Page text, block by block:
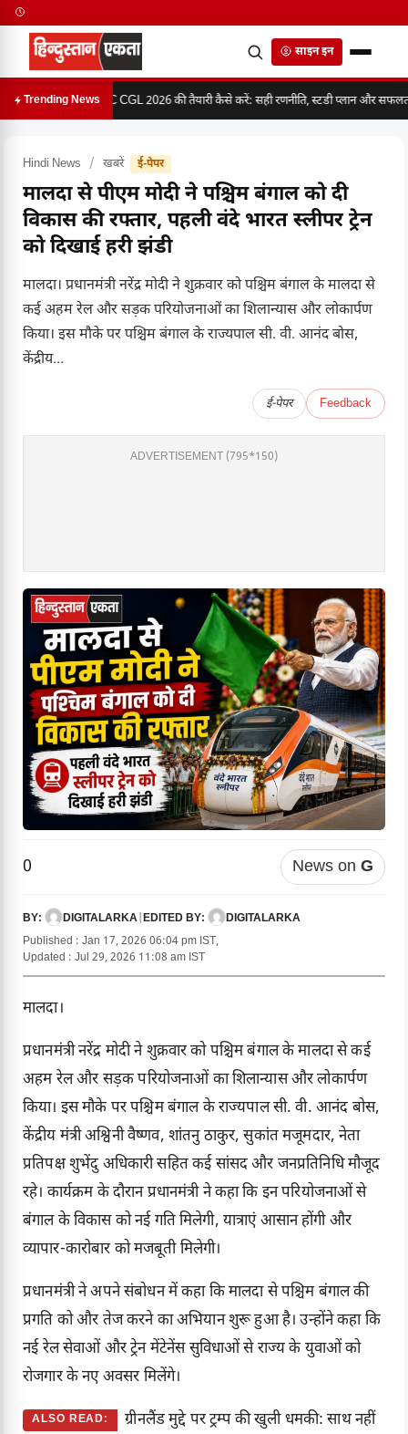
साइन इन
Trending NewsSSC CGL 2026 की तैयारी कैसे करें: सही रणनीति, स्टडी प्लान और
Hindi News / खबरें ई-पेपर
मालदा से पीएम मोदी ने पश्चिम बंगाल को दी
विकास की रफ्तार, पहली वंदे भारत स्लीपर ट्रेन
को दिखाई हरी झंडी
मालदा। प्रधानमंत्री नरेंद्र मोदी ने शुक्रवार को पश्चिम बंगाल के मालदा से
कई अहम रेल और सड़क परियोजनाओं का शिलान्यास और लोकार्पण
किया। इस मौके पर पश्चिम बंगाल के राज्यपाल सी. वी. आनंद बोस,
केंद्रीय...
ई-पेपर Feedback
ADVERTISEMENT (795*150)
0 News on G
BY: DIGITALARKA EDITED BY:
DIGITALARKA
Published : Jan 17, 2026 06:04 pm IST,
Updated : Jul 29, 2026 11:08 am IST
मालदा।
प्रधानमंत्री नरेंद्र मोदी ने शुक्रवार को पश्चिम बंगाल के मालदा से कई
अहम रेल और सड़क परियोजनाओं का शिलान्यास और लोकार्पण
किया। इस मौके पर पश्चिम बंगाल के राज्यपाल सी. वी. आनंद बोस,
केंद्रीय मंत्री अश्विनी वैष्णव, शांतनु ठाकुर, सुकांत मजूमदार, नेता
प्रतिपक्ष शुभेंदु अधिकारी सहित कई सांसद और जनप्रतिनिधि मौजूद
रहे। कार्यक्रम के दौरान प्रधानमंत्री ने कहा कि इन परियोजनाओं से
बंगाल के विकास को नई गति मिलेगी, यात्राएं आसान होंगी और
व्यापार-कारोबार को मजबूती मिलेगी।
प्रधानमंत्री ने अपने संबोधन में कहा कि मालदा से पश्चिम बंगाल की
प्रगति को और तेज करने का अभियान शुरू हुआ है। उन्होंने कहा कि
नई रेल सेवाओं और ट्रेन मेंटेनेंस सुविधाओं से राज्य के युवाओं को
रोजगार के नए अवसर मिलेंगे।
ALSO READ:
ग्रीनलैंड मुद्दे पर ट्रम्प की खुली धमकी: साथ नहीं